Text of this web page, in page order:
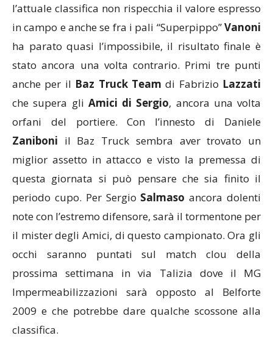
l’attuale classifica non rispecchia il valore espresso
in campo e anche se fra i pali “Superpippo”Vanoni
ha parato quasi l’impossibile, il risultato finale è
stato ancora una volta contrario. Primi tre punti
anche per il Baz Truck Team di Fabrizio Lazzati
che supera gli Amici di Sergio, ancora una volta
orfani del portiere. Con l’innesto di Daniele
Zaniboni il Baz Truck sembra aver trovato un
miglior assetto in attacco e visto la premessa di
questa giornata si può pensare che sia finito il
periodo cupo. Per Sergio Salmaso ancora dolenti
note con l’estremo difensore, sarà il tormentone per
il mister degli Amici, di questo campionato. Ora gli
occhi saranno puntati sul match clou della
prossima settimana in via Talizia dove il MG
Impermeabilizzazioni sarà opposto al Belforte
2009 e che potrebbe dare qualche scossone alla
classifica.